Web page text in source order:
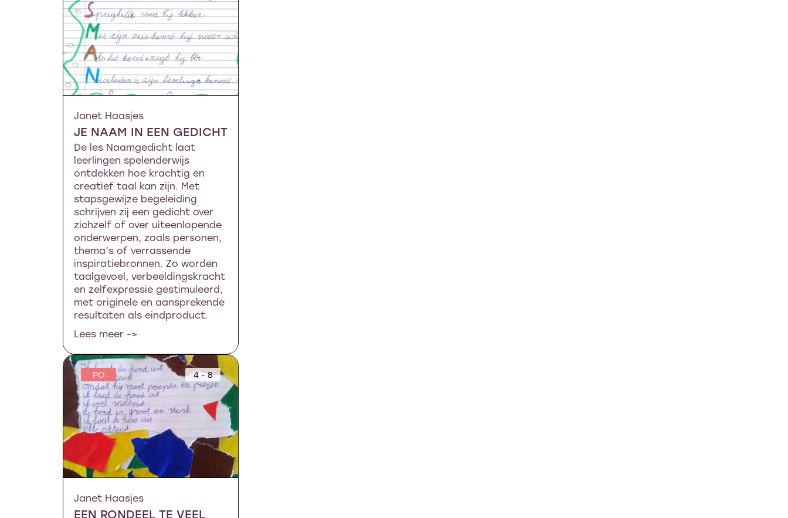
Janet Haasjes
JE NAAM IN EEN GEDICHT
De les Naamgedicht laat
leerlingen spelenderwijs
ontdekken hoe krachtig en
creatief taal kan zijn. Met
stapsgewijze begeleiding
schrijven zij een gedicht over
zichzelf of over uiteenlopende
onderwerpen, zoals personen,
thema’s of verrassende
inspiratiebronnen. Zo worden
taalgevoel, verbeeldingskracht
en zelfexpressie gestimuleerd,
met originele en aansprekende
resultaten als eindproduct.
Lees meer ->
PO 4 - 8
Janet Haasjes
EEN RONDEEL TE VEEL